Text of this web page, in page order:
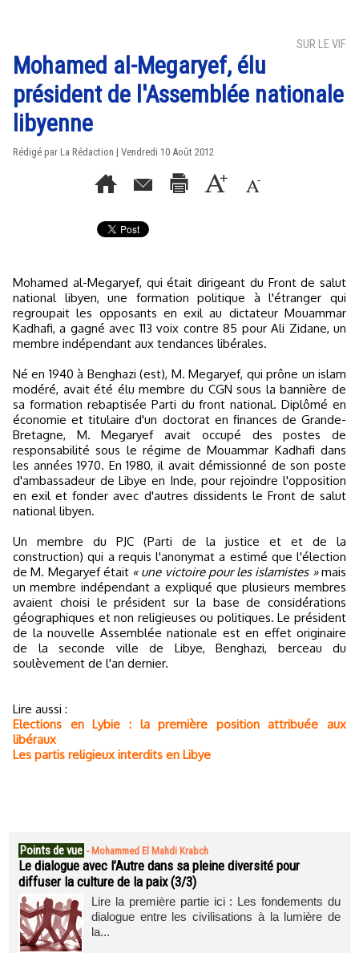
SUR LE VIF
Mohamed al-Megaryef, élu
président de l'Assemblée nationale
libyenne
Rédigé par La Rédaction | Vendredi 10 Août 2012
Mohamed al-Megaryef, qui était dirigeant du Front de salut
national libyen, une formation politique à l'étranger qui
regroupait les opposants en exil au dictateur Mouammar
Kadhafi, a gagné avec 113 voix contre 85 pour Ali Zidane, un
membre indépendant aux tendances libérales.
Né en 1940 à Benghazi (est), M. Megaryef, qui prône un islam
modéré, avait été élu membre du CGN sous la bannière de
sa formation rebaptisée Parti du front national. Diplômé en
économie et titulaire d'un doctorat en finances de Grande-
Bretagne, M. Megaryef avait occupé des postes de
responsabilité sous le régime de Mouammar Kadhafi dans
les années 1970. En 1980, il avait démissionné de son poste
d'ambassadeur de Libye en Inde, pour rejoindre l'opposition
en exil et fonder avec d'autres dissidents le Front de salut
national libyen.
Un membre du PJC (Parti de la justice et et de la
construction) qui a requis l'anonymat a estimé que l'élection
de M. Megaryef était « une victoire pour les islamistes »mais
un membre indépendant a expliqué que plusieurs membres
avaient choisi le président sur la base de considérations
géographiques et non religieuses ou politiques. Le président
de la nouvelle Assemblée nationale est en effet originaire
de la seconde ville de Libye, Benghazi, berceau du
soulèvement de l'an dernier.
Lire aussi :
Elections en Lybie : la première position attribuée aux
libéraux
Les partis religieux interdits en Libye
Points de vue - Mohammed El Mahdi Krabch
Le dialogue avec l’Autre dans sa pleine diversité pour
diffuser la culture de la paix (3/3)
Lire la première partie ici : Les fondements du
dialogue entre les civilisations à la lumière de
la...